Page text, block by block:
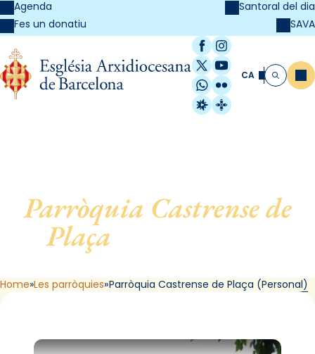
Agenda
Fes un donatiu
Santoral del dia
SAVA
Facebook
Instagram
X / Twitter
YouTube
WhatsApp
Flickr
Radio Estel
Catalunya
CA Cerca
Parròquia Castrense de
Plaça
Home Les parròquies Parròquia Castrense de Plaça (Personal)